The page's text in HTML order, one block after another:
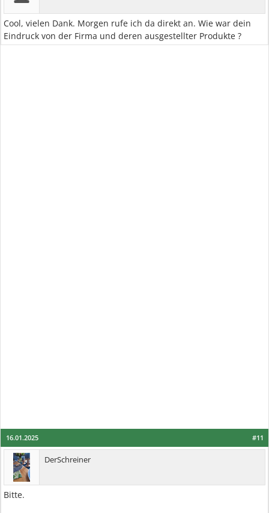
Cool, vielen Dank. Morgen rufe ich da direkt an. Wie war dein
Eindruck von der Firma und deren ausgestellter Produkte ?
#11
16.01.2025
DerSchreiner
Bitte.